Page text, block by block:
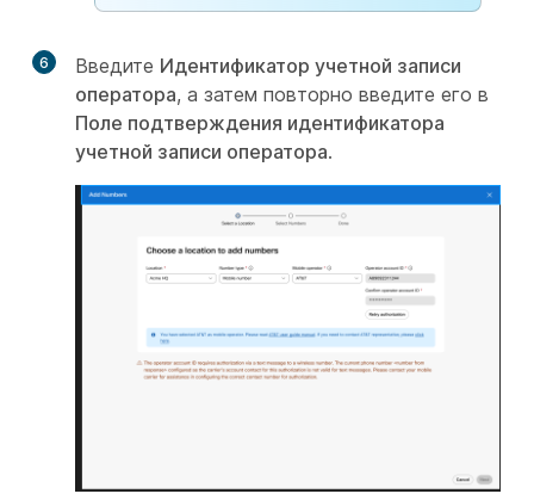
6 Введите Идентификатор учетной записи
оператора, а затем повторно введите его в
Поле подтверждения идентификатора
учетной записи оператора.